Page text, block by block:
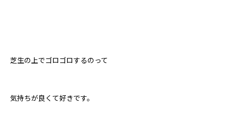
芝生の上でゴロゴロするのって
気持ちが良くて好きです。